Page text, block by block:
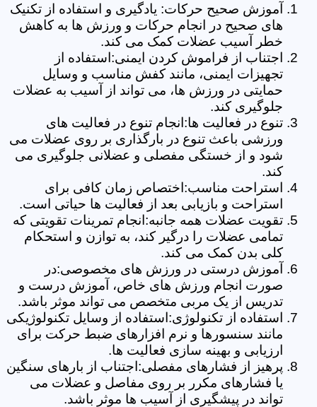
آموزش صحیح حرکات: یادگیری و استفاده از تکنیک
های صحیح در انجام حرکات و ورزش ها به کاهش
خطر آسیب عضلات کمک می کند.
اجتناب از فراموش کردن ایمنی:استفاده از
تجهیزات ایمنی، مانند کفش مناسب و وسایل
حمایتی در ورزش ها، می تواند از آسیب به عضلات
جلوگیری کند.
تنوع در فعالیت ها:انجام تنوع در فعالیت های
ورزشی باعث تنوع در بارگذاری بر روی عضلات می
شود و از خستگی مفصلی و عضلانی جلوگیری می
کند.
استراحت مناسب:اختصاص زمان کافی برای
استراحت و بازیابی بعد از فعالیت ها حیاتی است.
تقویت عضلات همه جانبه:انجام تمرینات تقویتی که
تمامی عضلات را درگیر کند، به توازن و استحکام
کلی بدن کمک می کند.
آموزش درستی در ورزش های مخصوصی:در
صورت انجام ورزش های خاص، آموزش درست و
تدریس از یک مربی متخصص می تواند موثر باشد.
استفاده از تکنولوژی:استفاده از وسایل تکنولوژیکی
مانند سنسورها و نرم افزارهای ضبط حرکت برای
ارزیابی و بهینه سازی فعالیت ها.
پرهیز از فشارهای مفصلی:اجتناب از بارهای سنگین
یا فشارهای مکرر بر روی مفاصل و عضلات می
تواند در پیشگیری از آسیب ها موثر باشد.